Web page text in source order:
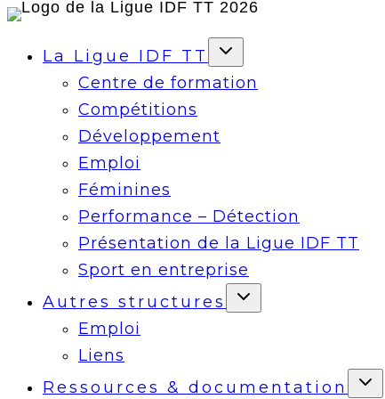
Aller
La Ligue IDF TT
Centre de formation
Compétitions
Développement
Emploi
Féminines
Performance – Détection
Présentation de la Ligue IDF TT
Sport en entreprise
Autres structures
Emploi
Liens
Ressources & documentation